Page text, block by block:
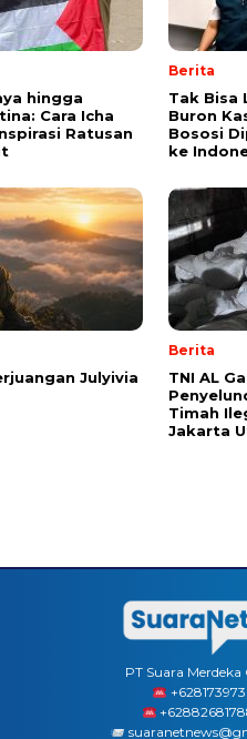
hingga
Cara Icha
Ratusan
Berita
Tak Bisa
Buron
Bososi
ke
Julyivia
Berita
TNI AL
Timah
Jakarta
PT Suara